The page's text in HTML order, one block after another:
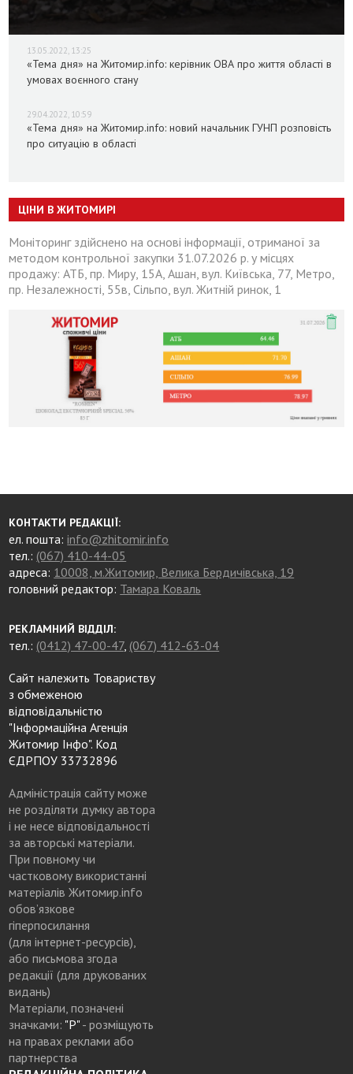
13.05.2022, 13:25
«Тема дня» на Житомир.info: керівник ОВА про життя області в
умовах воєнного стану
29.04.2022, 10:59
«Тема дня» на Житомир.info: новий начальник ГУНП розповість
про ситуацію в області
ЦІНИ В ЖИТОМИРІ
Моніторинг здійснено на основі інформації, отриманої за
методом контрольної закупки 31.07.2026 р. у місцях
продажу: АТБ, пр. Миру, 15А, Ашан, вул. Київська, 77, Метро,
пр. Незалежності, 55в, Сільпо, вул. Житній ринок, 1
КОНТАКТИ РЕДАКЦІЇ:
ел. пошта:info@zhitomir.info
тел.: (067) 410-44-05
адреса: 10008, м.Житомир, Велика Бердичівська, 19
головний редактор: Тамара Коваль
РЕКЛАМНИЙ ВІДДІЛ:
тел.: (0412) 47-00-47, (067) 412-63-04
Сайт належить Товариству
з обмеженою
відповідальністю
"Інформаційна Агенція
Житомир Інфо". Код
ЄДРПОУ 33732896
Адміністрація сайту може
не розділяти думку автора
і не несе відповідальності
за авторські матеріали.
При повному чи
частковому використанні
матеріалів Житомир.info
обов’язкове
гіперпосилання
(для інтернет-ресурсів),
або письмова згода
редакції (для друкованих
видань)
Матеріали, позначені
значками: "Р"- розміщують
на правах реклами або
партнерства